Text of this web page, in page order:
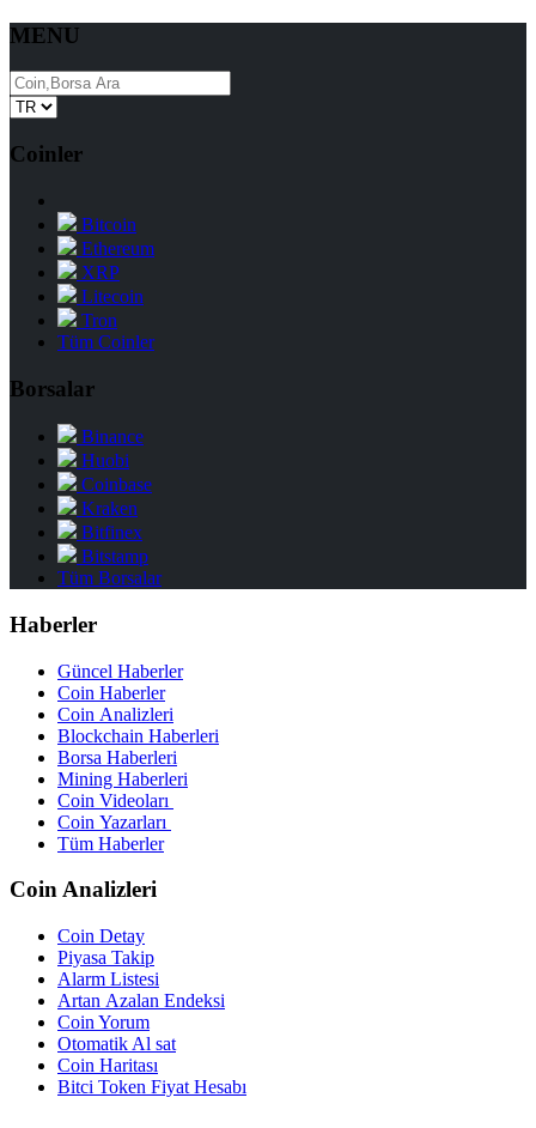
MENU
Coinler
Bitcoin
Ethereum
XRP
Litecoin
Tron
Tüm Coinler
Borsalar
Binance
Huobi
Coinbase
Kraken
Bitfinex
Bitstamp
Tüm Borsalar
Haberler
Güncel Haberler
Coin Haberler
Coin Analizleri
Blockchain Haberleri
Borsa Haberleri
Mining Haberleri
Coin Videoları
Coin Yazarları
Tüm Haberler
Coin Analizleri
Coin Detay
Piyasa Takip
Alarm Listesi
Artan Azalan Endeksi
Coin Yorum
Otomatik Al sat
Coin Haritası
Bitci Token Fiyat Hesabı